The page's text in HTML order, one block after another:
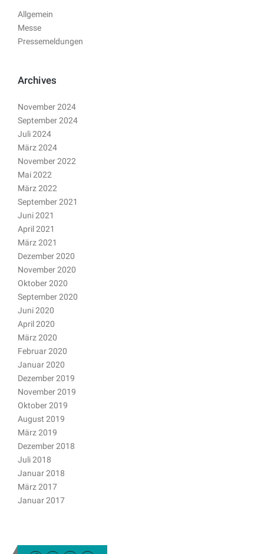
Allgemein
Messe
Pressemeldungen
Archives
November 2024
September 2024
Juli 2024
März 2024
November 2022
Mai 2022
März 2022
September 2021
Juni 2021
April 2021
März 2021
Dezember 2020
November 2020
Oktober 2020
September 2020
Juni 2020
April 2020
März 2020
Februar 2020
Januar 2020
Dezember 2019
November 2019
Oktober 2019
August 2019
März 2019
Dezember 2018
Juli 2018
Januar 2018
März 2017
Januar 2017